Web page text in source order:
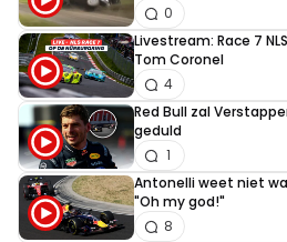
0
Livestream: Race 7
Tom Coronel
4
Red Bull zal
geduld
1
Antonelli weet niet
"Oh my god!"
8